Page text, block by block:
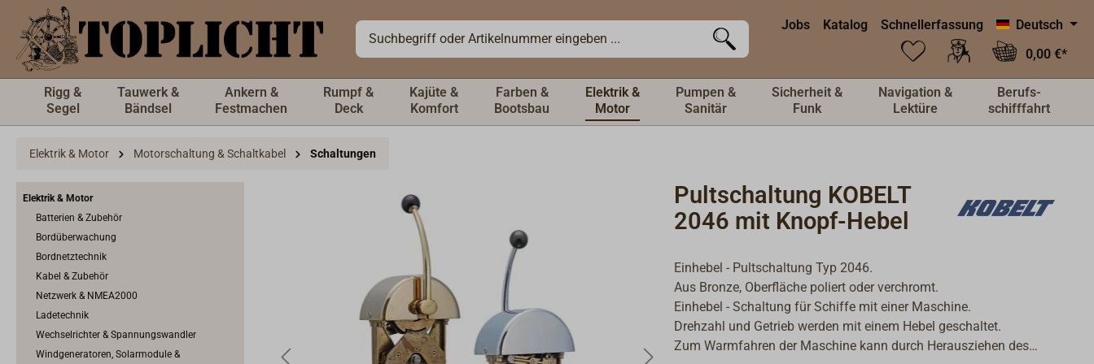
springen Jobs Katalog Schnellerfassung
Deutsch
0,00 €*
Rigg &
Segel
Tauwerk &
Bändsel
Ankern &
Festmachen
Rumpf &
Deck
Kajüte &
Komfort
Farben &
Bootsbau
Elektrik &
Motor
Pumpen &
Sanitär
Sicherheit &
Funk
Navigation &
Lektüre
Berufs-
schifffahrt
Elektrik & Motor Motorschaltung & Schaltkabel Schaltungen
Elektrik & Motor
Batterien & Zubehör
Bordüberwachung
Bordnetztechnik
Kabel & Zubehör
Netzwerk & NMEA2000
Ladetechnik
Wechselrichter & Spannungswandler
Windgeneratoren, Solarmodule &
Pultschaltung KOBELT
2046 mit Knopf-Hebel
Einhebel - Pultschaltung Typ 2046.
Aus Bronze, Oberfläche poliert oder verchromt.
Einhebel - Schaltung für Schiffe mit einer Maschine.
Drehzahl und Getrieb werden mit einem Hebel geschaltet.
Zum Warmfahren der Maschine kann durch Herausziehen des